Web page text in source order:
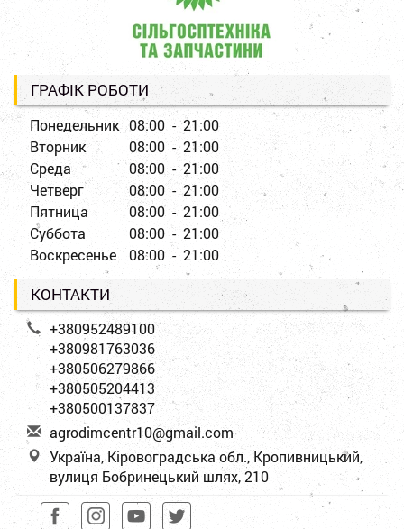
ГРАФІК РОБОТИ
Понедельник 08:00 - 21:00
Вторник
08:00 - 21:00
Среда
08:00 - 21:00
Четверг
08:00 - 21:00
Пятница
08:00 - 21:00
Суббота
08:00 - 21:00
Воскресенье
08:00 - 21:00
КОНТАКТИ
+380952489100
+380981763036
+380506279866
+380505204413
+380500137837
agrodimcentr10@gmail.com
Україна, Кіровоградська обл., Кропивницький,
вулиця Бобринецький шлях, 210